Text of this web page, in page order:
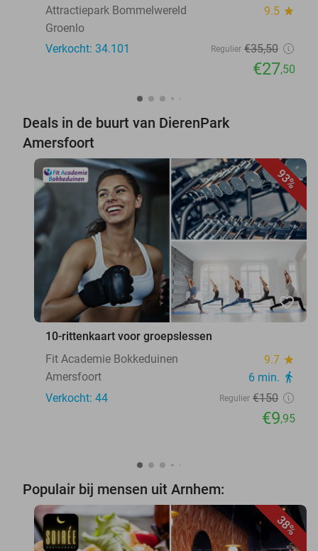
Attractiepark Bommelwereld
9.5 star
Groenlo
Verkocht: 34.101
Regulier €35,50
€27,50
Deals in de buurt van DierenPark
Amersfoort
93%
favorite_border
10-rittenkaart voor groepslessen
Fit Academie Bokkeduinen
9.7 star
Amersfoort 6 min. directions_walk
Verkocht: 44 Regulier €150
€9,95
Populair bij mensen uit Arnhem:
38%